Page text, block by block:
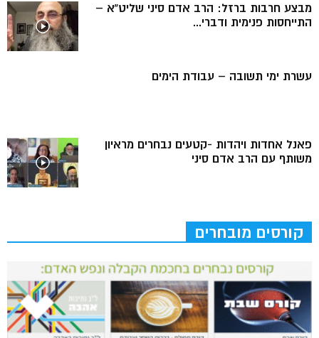
מבצע חרבות ברזל: הרב אדם סיני שליט”א –
התייחסות פנימית ודברי...
עשרת ימי תשובה – עבודת הימים
פאנל אחדות ויהדות -קטעים נבחרים מראיון
משותף עם הרב אדם סיני
קורסים מובחרים